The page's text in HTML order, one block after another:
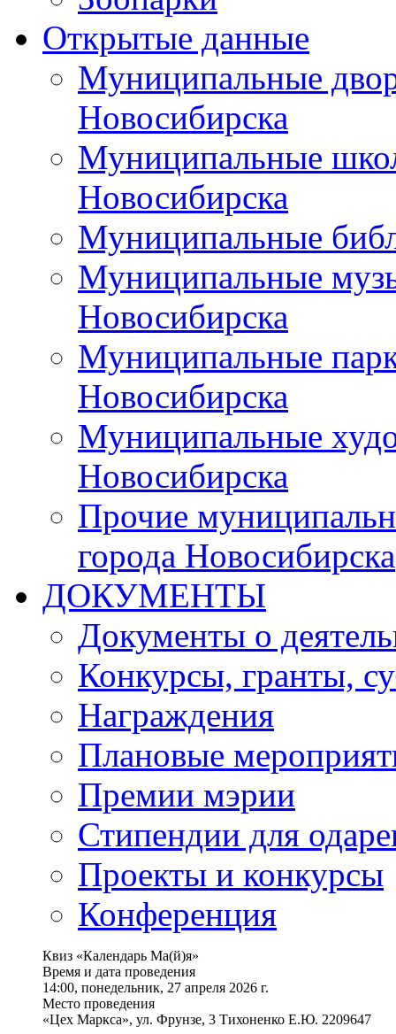
Открытые данные
Муниципальные
Новосибирска
Муниципальные
Новосибирска
Муниципальные
Муниципальные
Новосибирска
Муниципальные
Новосибирска
Муниципальные
Новосибирска
Прочие
города Новосибирска
ДОКУМЕНТЫ
Документы о
Конкурсы, гранты,
Награждения
Плановые
Премии мэрии
Стипендии для
Проекты и конкурсы
Конференция
Квиз «Календарь Ма(й)я»
Время и дата проведения
14:00, понедельник, 27 апреля 2026 г.
Место проведения
«Цех Маркса», ул. Фрунзе, 3 Тихоненко Е.Ю. 2209647